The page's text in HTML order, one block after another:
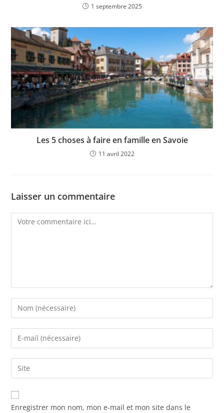
1 septembre 2025
Les 5 choses à faire en famille en Savoie
11 avril 2022
Laisser un commentaire
Enregistrer mon nom, mon e-mail et mon site dans le